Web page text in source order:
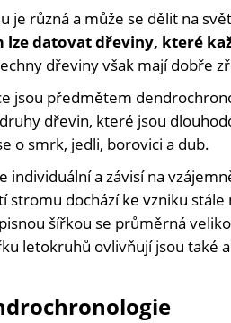
je různá a může se dělit na
lze datovat dřeviny, které
dřeviny však mají dobře
jsou předmětem
dřevin, které jsou
o smrk, jedli, borovici a dub.
individuální a závisí na
stromu dochází ke vzniku
šířkou se průměrná
letokruhů ovlivňují jsou také